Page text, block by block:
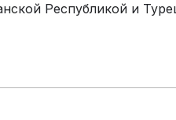
Республикой и